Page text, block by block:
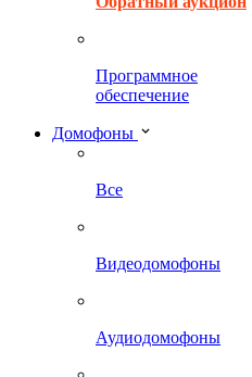
Программное
обеспечение
Домофоны
Все
Видеодомофоны
Аудиодомофоны